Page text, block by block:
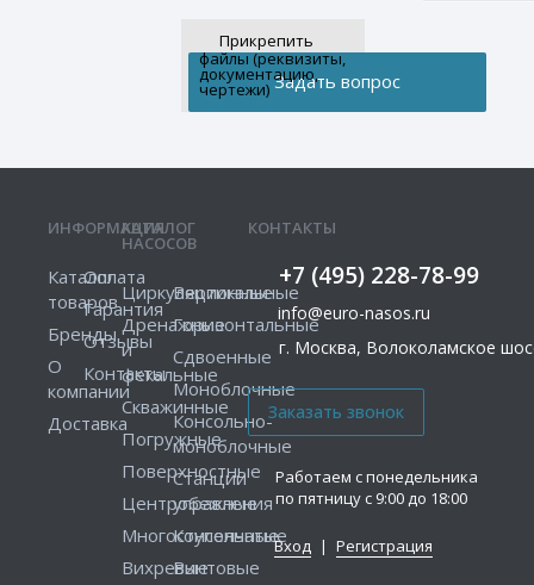
Прикрепить
файлы (реквизиты,
документацию,
чертежи)
КОНТАКТЫ
+7 (495) 228-78-99
info@euro-nasos.ru
г. Москва, Волоколамское
Работаем с понедельника
по пятницу с 9:00 до 18:00
Вход | Регистрация
ИНФОРМАЦИЯ
Каталог
товаров
Бренды
О
компании
Доставка
Оплата
Гарантия
Отзывы
Контакты
КАТАЛОГ
НАСОСОВ
Циркуляционные
Дренажные
и
фекальные
Скважинные
Погружные
Поверхностные
Центробежные
Многоступенчатые
Вихревые
Вертикальные
Горизонтальные
Сдвоенные
Моноблочные
Консольно-
моноблочные
Станции
управления
Консольные
Винтовые